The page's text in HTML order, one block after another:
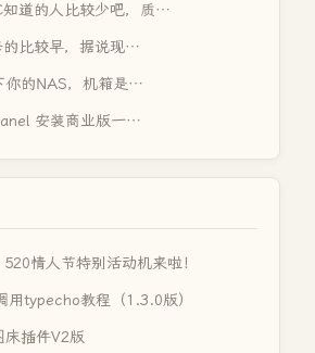
知道的人比较少吧，质…
的比较早，据说现…
你的NAS，机箱是…
安装商业版一…
情人节特别活动机来啦！
用typecho教程（1.3.0版）
插件V2版